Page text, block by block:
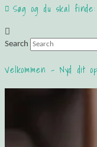
Søg og du skal finde:
Search
Velkommen – Nyd dit